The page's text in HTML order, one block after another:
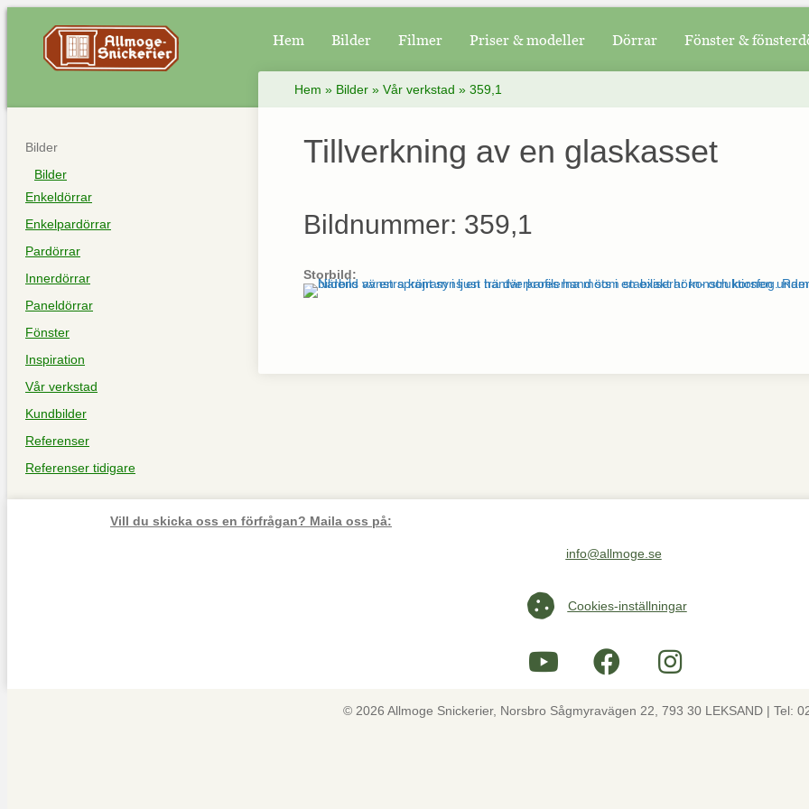
Hem Bilder Filmer Priser & modeller Dörrar Fönster &
Bilder
Bilder
Enkeldörrar
Enkelpardörrar
Pardörrar
Innerdörrar
Paneldörrar
Fönster
Inspiration
Vår verkstad
Kundbilder
Referenser
Referenser tidigare
Hem » Bilder» Vår verkstad » 359,1
Tillverkning av en glaskasset
Bildnummer: 359,1
Storbild:
Vill du skicka oss en förfrågan? Maila oss på:
Maila oss på info@allmoge.se
info@allmoge.se
Cookies-inställningar
Cookies-inställningar
© 2026 Allmoge Snickerier, Norsbro Sågmyravägen 22, 793 30 LEKSAND | Tel: